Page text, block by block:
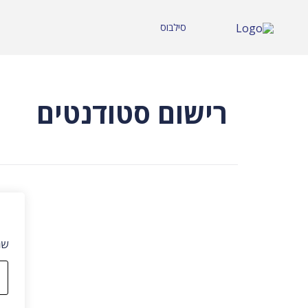
סילבוס
רישום סטודנטים